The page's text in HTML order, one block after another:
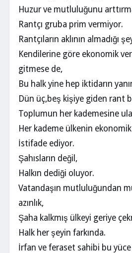
Huzur ve mutluluğunu
Rantçı gruba prim vermiyor.
Rantçıların aklının almadığı
Kendilerine göre ekonomik
gitmese de,
Bu halk yine hep iktidarın
Dün üç,beş kişiye giden rant
Toplumun her kademesine
Her kademe ülkenin
İstifade ediyor.
Şahısların değil,
Halkın dediği oluyor.
Vatandaşın mutluluğundan
azınlık,
Şaha kalkmış ülkeyi geriye
Halk her şeyin farkında.
İrfan ve feraset sahibi bu yüce